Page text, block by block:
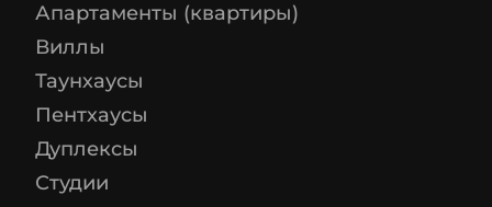
Апартаменты (квартиры)
Виллы
Таунхаусы
Пентхаусы
Дуплексы
Студии